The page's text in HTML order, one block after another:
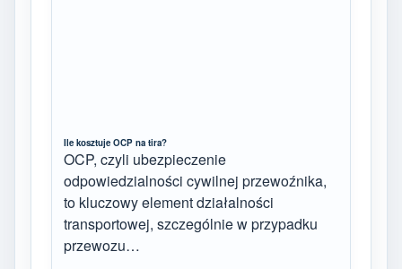
Ile kosztuje OCP na tira?
OCP, czyli ubezpieczenie
odpowiedzialności cywilnej przewoźnika,
to kluczowy element działalności
transportowej, szczególnie w przypadku
przewozu…